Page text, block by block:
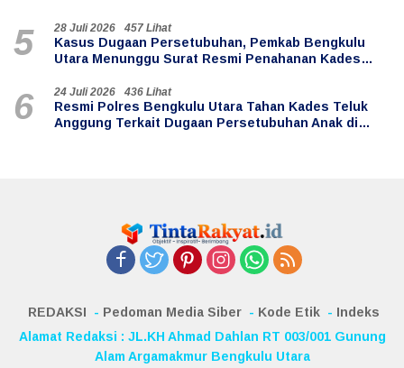
5 28 Juli 2026 457 Lihat
Kasus Dugaan Persetubuhan, Pemkab Bengkulu
Utara Menunggu Surat Resmi Penahanan Kades
6 24 Juli 2026 436 Lihat
Resmi Polres Bengkulu Utara Tahan Kades Teluk
Anggung Terkait Dugaan Persetubuhan Anak di
REDAKSI Pedoman Media Siber Kode Etik
Indeks
Alamat Redaksi : JL.KH Ahmad Dahlan RT 003/001 Gunung
Alam Argamakmur Bengkulu Utara